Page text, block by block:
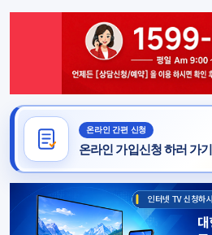
온라인 간편 신청
온라인 가입신청 하러 가기